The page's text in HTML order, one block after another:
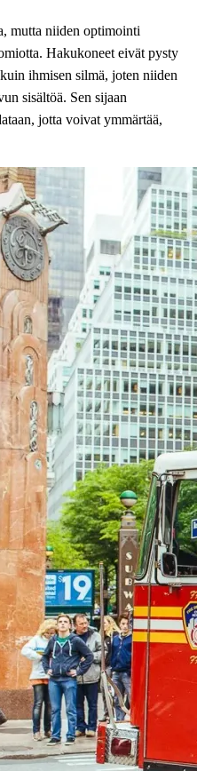
mutta niiden optimointi
Hakukoneet eivät pysty
ihmisen silmä, joten niiden
sisältöä. Sen sijaan
jotta voivat ymmärtää,